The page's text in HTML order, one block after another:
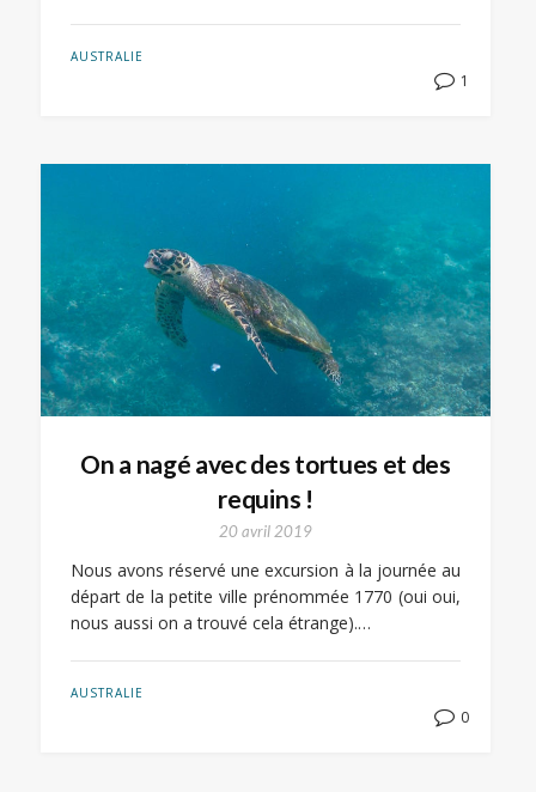
AUSTRALIE
1
On a nagé avec des tortues et des
requins !
20 avril 2019
Nous avons réservé une excursion à la journée au
départ de la petite ville prénommée 1770 (oui oui,
nous aussi on a trouvé cela étrange).…
AUSTRALIE
0